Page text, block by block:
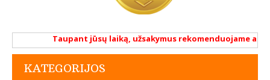
Taupant jūsų laiką, užsakymus rekomenduojame
KATEGORIJOS